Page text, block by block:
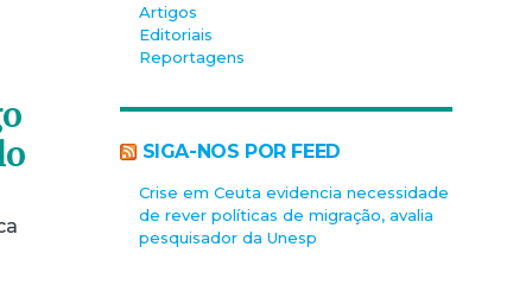
Artigos
Editoriais
Reportagens
SIGA-NOS POR FEED
Crise em Ceuta evidencia necessidade
de rever políticas de migração, avalia
pesquisador da Unesp